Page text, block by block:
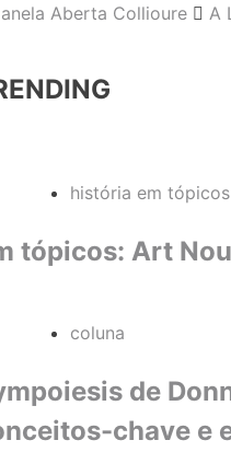
Aberta Collioure
A
história em tópicos
tópicos: Art
coluna
de
chave e